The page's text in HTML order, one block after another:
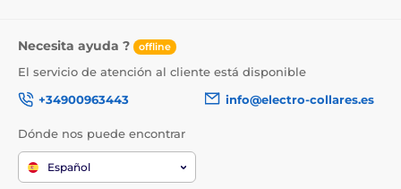
Necesita ayuda ? offline
El servicio de atención al cliente está disponible
+34900963443
info@electro-collares.es
Dónde nos puede encontrar
Español